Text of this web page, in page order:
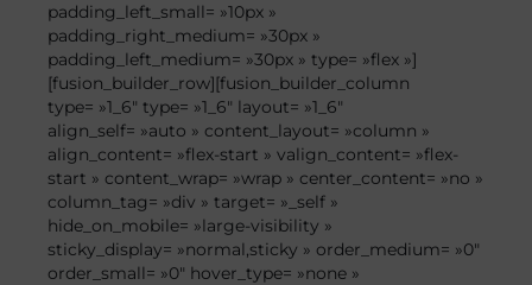
padding_left_small= »10px »
padding_right_medium= »30px »
padding_left_medium= »30px » type= »flex »]
[fusion_builder_row][fusion_builder_column
type= »1_6″ type= »1_6″ layout= »1_6″
align_self= »auto » content_layout= »column »
align_content= »flex-start » valign_content= »flex-
start » content_wrap= »wrap » center_content= »no »
column_tag= »div » target= »_self »
hide_on_mobile= »large-visibility »
sticky_display= »normal,sticky » order_medium= »0″
order_small= »0″ hover_type= »none »